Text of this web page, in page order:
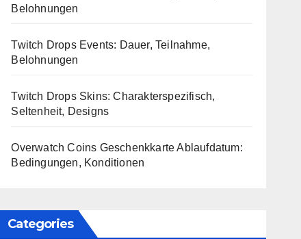
Belohnungen
Twitch Drops Events: Dauer, Teilnahme,
Belohnungen
Twitch Drops Skins: Charakterspezifisch,
Seltenheit, Designs
Overwatch Coins Geschenkkarte Ablaufdatum:
Bedingungen, Konditionen
Categories